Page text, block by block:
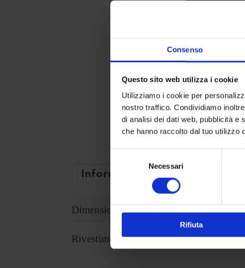
Consenso
Questo sito web utilizza i cookie
Utilizziamo i cookie per
nostro traffico. Condividiamo
di analisi dei dati web, pubblicità e
che hanno raccolto dal tuo utilizzo
consenso
Necessari
Rifiuta
Informations complémentaires
Dimensioni
Rivestimenti
Lim-Dragonsoft-